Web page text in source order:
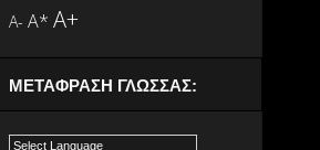
ΕΠΙΤΥΧΗΣ ΚΑΙ ΠΑΛΙ Ο ΑΠΟΛΟΓΙΣΜΟΣ
ΠΩΛΗΣΕΙΣ ΝΑΥΑΓΟΣΩΣΤΙΚΩΝ ΣΚΑΦΩΝ
A- A* A+
ΜΕΤΆΦΡΑΣΗ ΓΛΏΣΣΑΣ: